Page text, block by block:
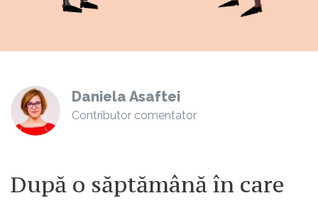
Daniela Asaftei
Contributor comentator
După o săptămână în care